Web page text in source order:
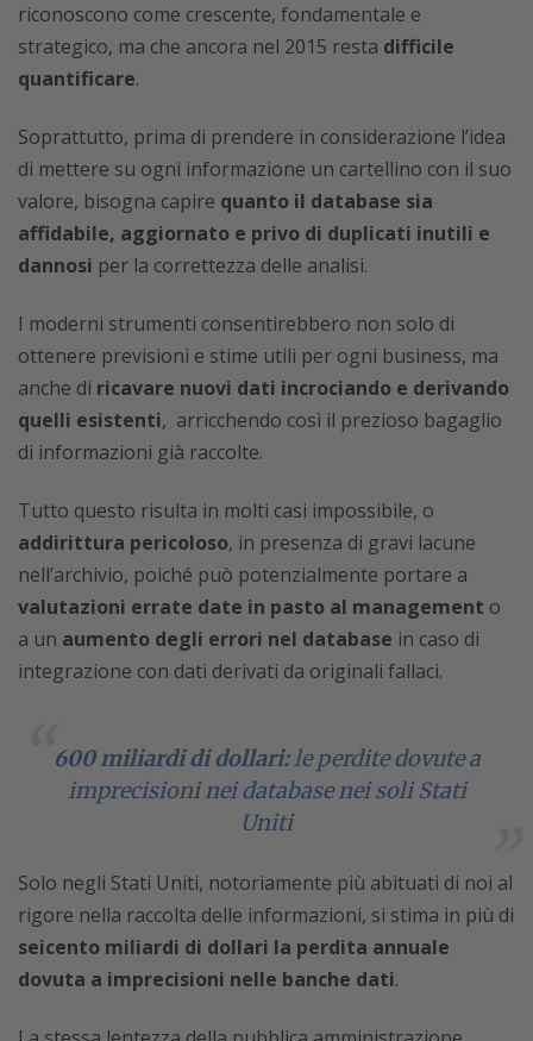
riconoscono come crescente, fondamentale e
strategico, ma che ancora nel 2015 resta difficile
quantificare.
Soprattutto, prima di prendere in considerazione l’idea
di mettere su ogni informazione un cartellino con il suo
valore, bisogna capire quanto il database sia
affidabile, aggiornato e privo di duplicati inutili e
dannosi per la correttezza delle analisi.
I moderni strumenti consentirebbero non solo di
ottenere previsioni e stime utili per ogni business, ma
anche di ricavare nuovi dati incrociando e derivando
quelli esistenti, arricchendo così il prezioso bagaglio
di informazioni già raccolte.
Tutto questo risulta in molti casi impossibile, o
addirittura pericoloso, in presenza di gravi lacune
nell’archivio, poiché può potenzialmente portare a
valutazioni errate date in pasto al management o
a un aumento degli errori nel database in caso di
integrazione con dati derivati da originali fallaci.
600 miliardi di dollari:le perdite dovute a
imprecisioni nei database nei soli Stati
Uniti
Solo negli Stati Uniti, notoriamente più abituati di noi al
rigore nella raccolta delle informazioni, si stima in più di
seicento miliardi di dollari la perdita annuale
dovuta a imprecisioni nelle banche dati.